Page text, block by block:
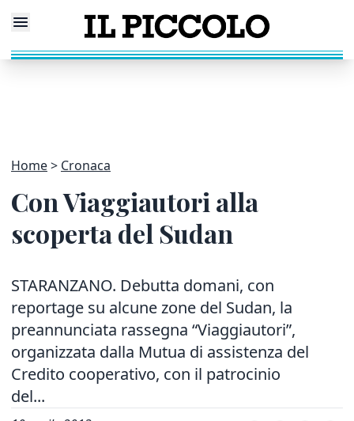
Home Cronaca
Con Viaggiautori alla
scoperta del Sudan
STARANZANO. Debutta domani, con
reportage su alcune zone del Sudan, la
preannunciata rassegna “Viaggiautori”,
organizzata dalla Mutua di assistenza del
Credito cooperativo, con il patrocinio
del...